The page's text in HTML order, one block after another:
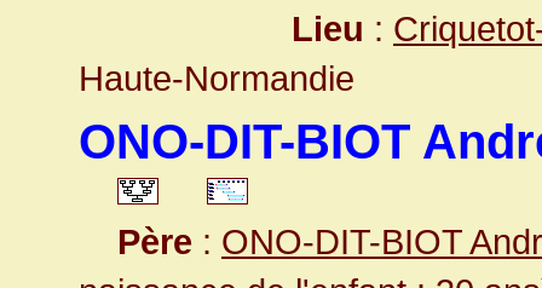
Lieu :
Haute-Normandie
ONO-DIT-BIOT
Père : ONO-DIT-BIOT